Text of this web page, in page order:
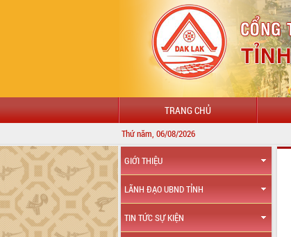
TRANG CHỦ
Thứ năm, 06/08/2026
GIỚI THIỆU
LÃNH ĐẠO UBND TỈNH
TIN TỨC SỰ KIỆN